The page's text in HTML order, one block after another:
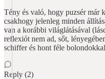
Tény és való, hogy puzsér már
csakhogy jelenleg minden
van a korábbi világlátásával
reflexiót nem ad, sőt,
schiffer és hont féle
Reply (2)